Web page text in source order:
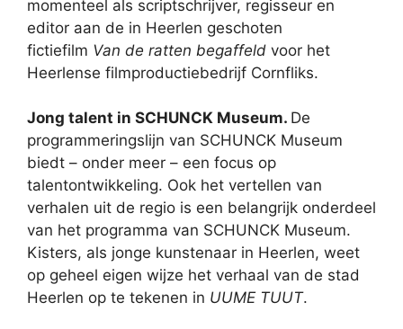
momenteel als scriptschrijver, regisseur en
editor aan de in Heerlen geschoten
fictiefilm Van de ratten begaffeld voor het
Heerlense filmproductiebedrijf Cornfliks.
Jong talent in SCHUNCK Museum. De
programmeringslijn van SCHUNCK Museum
biedt – onder meer – een focus op
talentontwikkeling. Ook het vertellen van
verhalen uit de regio is een belangrijk onderdeel
van het programma van SCHUNCK Museum.
Kisters, als jonge kunstenaar in Heerlen, weet
op geheel eigen wijze het verhaal van de stad
Heerlen op te tekenen in UUME TUUT.